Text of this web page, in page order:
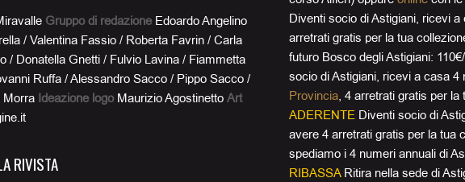
Gruppo di redazione Edoardo Angelino
/ Valentina Fassio / Roberta Favrin / Carla
/ Donatella Gnetti / Fulvio Lavina / Fiammetta
Ruffa / Alessandro Sacco / Pippo Sacco /
Morra Ideazione logo Maurizio Agostinetto Art
RIVISTA
Diventi socio di Astigiani, ricevi
arretrati gratis per la tua
futuro Bosco degli Astigiani:
socio di Astigiani, ricevi a casa
Provincia, 4 arretrati gratis per
ADERENTE Diventi socio di
avere 4 arretrati gratis per la tua
spediamo i 4 numeri annuali di
RIBASSARitira nella sede di